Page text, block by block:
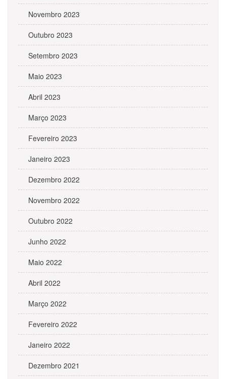
Novembro 2023
Outubro 2023
Setembro 2023
Maio 2023
Abril 2023
Março 2023
Fevereiro 2023
Janeiro 2023
Dezembro 2022
Novembro 2022
Outubro 2022
Junho 2022
Maio 2022
Abril 2022
Março 2022
Fevereiro 2022
Janeiro 2022
Dezembro 2021